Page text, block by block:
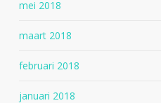
mei 2018
maart 2018
februari 2018
januari 2018